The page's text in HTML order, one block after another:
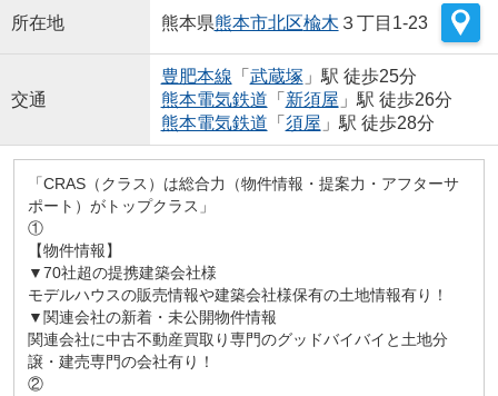
所在地 熊本県熊本市北区楡木 ３丁目1-23
交通
豊肥本線 「 武蔵塚 」駅 徒歩25分
熊本電気鉄道 「 新須屋 」駅 徒歩26分
熊本電気鉄道 「 須屋 」駅 徒歩28分
「CRAS（クラス）は総合力（物件情報・提案力・アフターサ
ポート）がトップクラス」
①
【物件情報】
▼70社超の提携建築会社様
モデルハウスの販売情報や建築会社様保有の土地情報有り！
▼関連会社の新着・未公開物件情報
関連会社に中古不動産買取り専門のグッドバイバイと土地分
譲・建売専門の会社有り！
②